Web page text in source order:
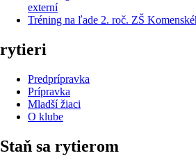
externí
Tréning na ľade 2. roč. ZŠ
rytieri
Predprípravka
Prípravka
Mladší žiaci
O klube
Staň sa rytierom